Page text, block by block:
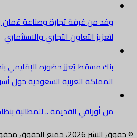
وفد من غرفة تجارة وصناعة عُمان
لتعزيز التعاون التجاري والاستثماري
بنك مسقط يُعزز حضوره الإقليمي
المملكة العربية السعودية حول
من أوراقي القديمة .. للمطالبة
© حقوق النشر 2026، جميع الحقوق محفوظة |